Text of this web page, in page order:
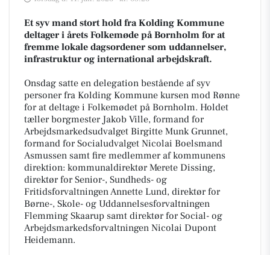
Et syv mand stort hold fra Kolding Kommune
deltager i årets Folkemøde på Bornholm for at
fremme lokale dagsordener som uddannelser,
infrastruktur og international arbejdskraft.
Onsdag satte en delegation bestående af syv
personer fra Kolding Kommune kursen mod Rønne
for at deltage i Folkemødet på Bornholm. Holdet
tæller borgmester Jakob Ville, formand for
Arbejdsmarkedsudvalget Birgitte Munk Grunnet,
formand for Socialudvalget Nicolai Boelsmand
Asmussen samt fire medlemmer af kommunens
direktion: kommunaldirektør Merete Dissing,
direktør for Senior-, Sundheds- og
Fritidsforvaltningen Annette Lund, direktør for
Børne-, Skole- og Uddannelsesforvaltningen
Flemming Skaarup samt direktør for Social- og
Arbejdsmarkedsforvaltningen Nicolai Dupont
Heidemann.